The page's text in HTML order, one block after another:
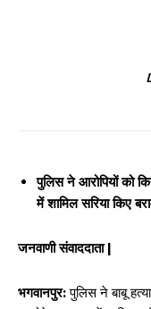
पुलिस ने आरोपियों को
में शामिल सरिया किए
जनवाणी संवाददाता |
भगवानपुर:पुलिस ने बाबू